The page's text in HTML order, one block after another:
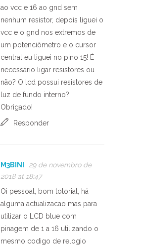
ao vcc e 16 ao gnd sem
nenhum resistor, depois liguei o
vcc e o gnd nos extremos de
um potenciômetro e o cursor
central eu liguei no pino 15! É
necessário ligar resistores ou
não? O lcd possui resistores de
luz de fundo interno?
Obrigado!
Responder
M3BINI
29 de novembro de
2018 at 18:47
Oi pessoal, bom totorial, há
alguma actualizacao mas para
utilizar o LCD blue com
pinagem de 1 a 16 utilizando o
mesmo codigo de relogio